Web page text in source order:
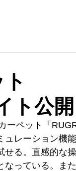
ト公開
ーペット「
ュレーション機
せる。直感的な
なっている。ま